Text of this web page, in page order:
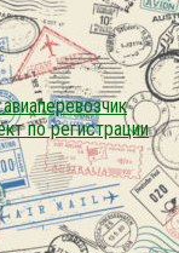
по регистрации